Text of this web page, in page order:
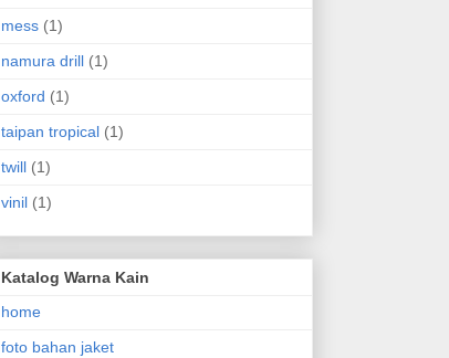
mess (1)
namura drill (1)
oxford (1)
taipan tropical (1)
twill (1)
vinil (1)
Katalog Warna Kain
home
foto bahan jaket